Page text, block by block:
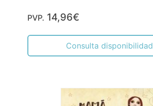
PVP. 14,96€
Consulta disponibilidad